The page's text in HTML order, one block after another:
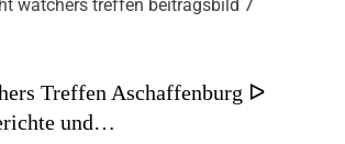
Treffen Aschaffenburg ᐅ
und…